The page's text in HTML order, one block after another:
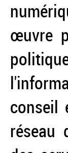
œuvre
conseil
réseau